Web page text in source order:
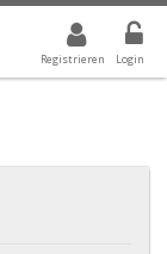
Registrieren Login
IST ALLE